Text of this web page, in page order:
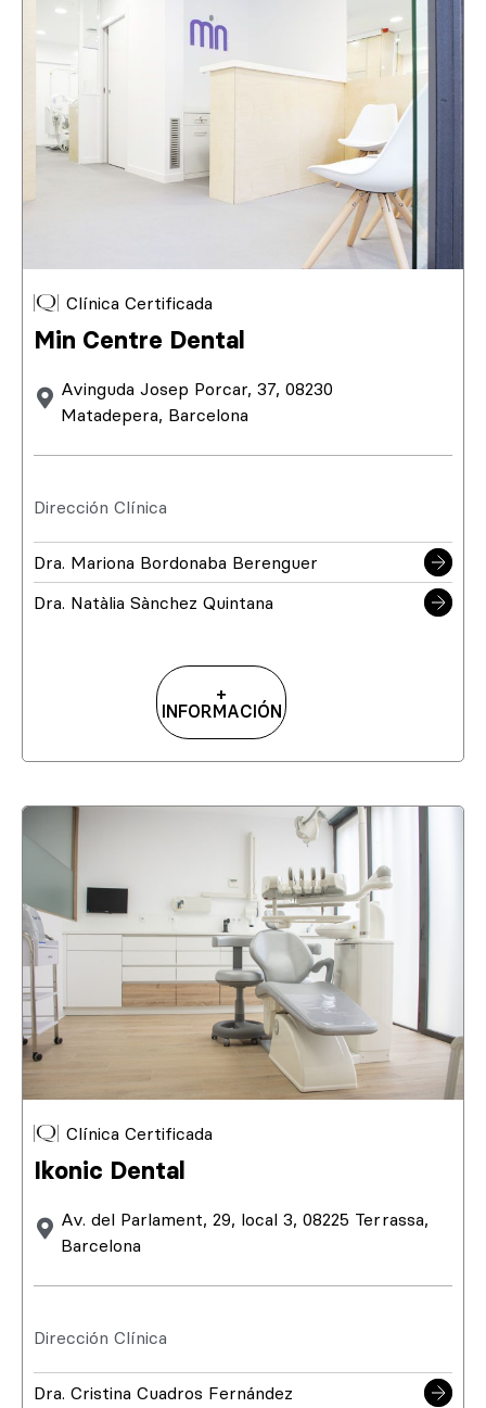
Clínica Certificada
Min Centre Dental
Avinguda Josep Porcar, 37, 08230
Matadepera, Barcelona
Dirección Clínica
Dra. Mariona Bordonaba Berenguer
Dra. Natàlia Sànchez Quintana
+
INFORMACIÓN
Clínica Certificada
Ikonic Dental
Av. del Parlament, 29, local 3, 08225 Terrassa,
Barcelona
Dirección Clínica
Dra. Cristina Cuadros Fernández